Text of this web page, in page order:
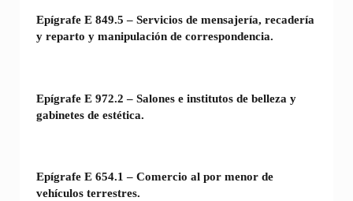
Epígrafe E 849.5 – Servicios de mensajería, recadería
y reparto y manipulación de correspondencia.
Epígrafe E 972.2 – Salones e institutos de belleza y
gabinetes de estética.
Epígrafe E 654.1 – Comercio al por menor de
vehículos terrestres.